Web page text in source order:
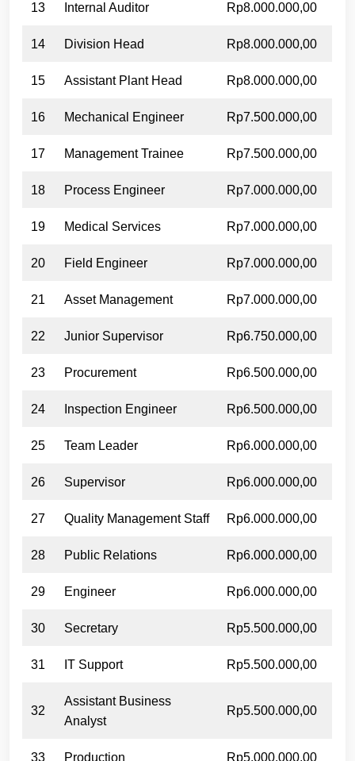
13 Internal Auditor Rp8.000.000,00
14 Division Head Rp8.000.000,00
15 Assistant Plant Head Rp8.000.000,00
16 Mechanical Engineer Rp7.500.000,00
17 Management Trainee Rp7.500.000,00
18 Process Engineer Rp7.000.000,00
19 Medical Services Rp7.000.000,00
20 Field Engineer Rp7.000.000,00
21 Asset Management Rp7.000.000,00
22 Junior Supervisor Rp6.750.000,00
23 Procurement Rp6.500.000,00
24 Inspection Engineer Rp6.500.000,00
25 Team Leader Rp6.000.000,00
26 Supervisor Rp6.000.000,00
27 Quality Management Staff Rp6.000.000,00
28 Public Relations Rp6.000.000,00
29 Engineer Rp6.000.000,00
30 Secretary Rp5.500.000,00
31 IT Support Rp5.500.000,00
32
Assistant Business
Analyst
Rp5.500.000,00
33 Production Rp5.000.000,00